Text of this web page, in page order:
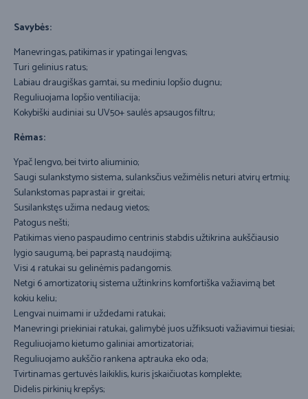
Savybės:
Manevringas, patikimas ir ypatingai lengvas;
Turi gelinius ratus;
Labiau draugiškas gamtai, su mediniu lopšio dugnu;
Reguliuojama lopšio ventiliacija;
Kokybiški audiniai su UV50+ saulės apsaugos filtru;
Rėmas:
Ypač lengvo, bei tvirto aliuminio;
Saugi sulankstymo sistema, sulanksčius vežimėlis neturi atvirų ertmių;
Sulankstomas paprastai ir greitai;
Susilankstęs užima nedaug vietos;
Patogus nešti;
Patikimas vieno paspaudimo centrinis stabdis užtikrina aukščiausio
lygio saugumą, bei paprastą naudojimą;
Visi 4 ratukai su gelinėmis padangomis.
Netgi 6 amortizatorių sistema užtinkrins komfortiška važiavimą bet
kokiu keliu;
Lengvai nuimami ir uždedami ratukai;
Manevringi priekiniai ratukai, galimybė juos užfiksuoti važiavimui tiesiai;
Reguliuojamo kietumo galiniai amortizatoriai;
Reguliuojamo aukščio rankena aptrauka eko oda;
Tvirtinamas gertuvės laikiklis, kuris įskaičiuotas komplekte;
Didelis pirkinių krepšys;